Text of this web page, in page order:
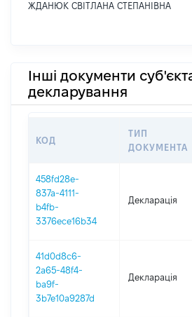
ЖДАНЮК СВІТЛАНА СТЕПАНІВНА
Інші документи
декларування
КОД
ТИП
ДОКУМЕНТА
458fd28e-
837a-4111-
b4fb-
3376ece16b34
Декларація
41d0d8c6-
2a65-48f4-
ba9f-
3b7e10a9287d
Декларація